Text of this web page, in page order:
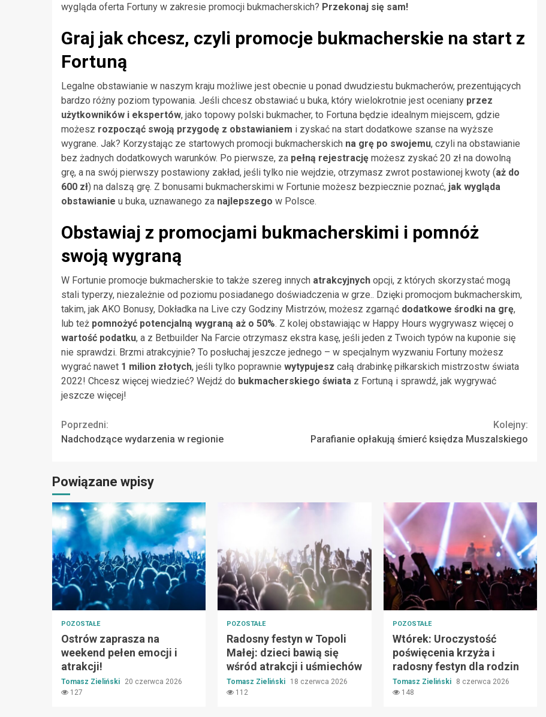
wygląda oferta Fortuny w zakresie promocji bukmacherskich? Przekonaj się sam!
Graj jak chcesz, czyli promocje bukmacherskie na start z
Fortuną
Legalne obstawianie w naszym kraju możliwe jest obecnie u ponad dwudziestu bukmacherów, prezentujących
bardzo różny poziom typowania. Jeśli chcesz obstawiać u buka, który wielokrotnie jest oceniany przez
użytkowników i ekspertów, jako topowy polski bukmacher, to Fortuna będzie idealnym miejscem, gdzie
możesz rozpocząć swoją przygodę z obstawianiem i zyskać na start dodatkowe szanse na wyższe
wygrane. Jak? Korzystając ze startowych promocji bukmacherskich na grę po swojemu, czyli na obstawianie
bez żadnych dodatkowych warunków. Po pierwsze, za pełną rejestrację możesz zyskać 20 zł na dowolną
grę, a na swój pierwszy postawiony zakład, jeśli tylko nie wejdzie, otrzymasz zwrot postawionej kwoty (aż do
600 zł) na dalszą grę. Z bonusami bukmacherskimi w Fortunie możesz bezpiecznie poznać, jak wygląda
obstawianie u buka, uznawanego za najlepszego w Polsce.
Obstawiaj z promocjami bukmacherskimi i pomnóż
swoją wygraną
W Fortunie promocje bukmacherskie to także szereg innych atrakcyjnych opcji, z których skorzystać mogą
stali typerzy, niezależnie od poziomu posiadanego doświadczenia w grze.. Dzięki promocjom bukmacherskim,
takim, jak AKO Bonusy, Dokładka na Live czy Godziny Mistrzów, możesz zgarnąć dodatkowe środki na grę,
lub też pomnożyć potencjalną wygraną aż o 50%. Z kolej obstawiając w Happy Hours wygrywasz więcej o
wartość podatku, a z Betbuilder Na Farcie otrzymasz ekstra kasę, jeśli jeden z Twoich typów na kuponie się
nie sprawdzi. Brzmi atrakcyjnie? To posłuchaj jeszcze jednego – w specjalnym wyzwaniu Fortuny możesz
wygrać nawet 1 milion złotych, jeśli tylko poprawnie wytypujesz całą drabinkę piłkarskich mistrzostw świata
2022! Chcesz więcej wiedzieć? Wejdź do bukmacherskiego świata z Fortuną i sprawdź, jak wygrywać
jeszcze więcej!
Continue
Poprzedni:
Nadchodzące wydarzenia w regionie
Kolejny:
Parafianie opłakują śmierć księdza Muszalskiego
Powiązane wpisy
POZOSTAŁE
Ostrów zaprasza na
weekend pełen emocji i
atrakcji!
Tomasz Zieliński
20 czerwca 2026
127
POZOSTAŁE
Radosny festyn w Topoli
Małej: dzieci bawią się
wśród atrakcji i uśmiechów
Tomasz Zieliński
18 czerwca 2026
112
POZOSTAŁE
Wtórek: Uroczystość
poświęcenia krzyża i
radosny festyn dla rodzin
Tomasz Zieliński
8 czerwca 2026
148